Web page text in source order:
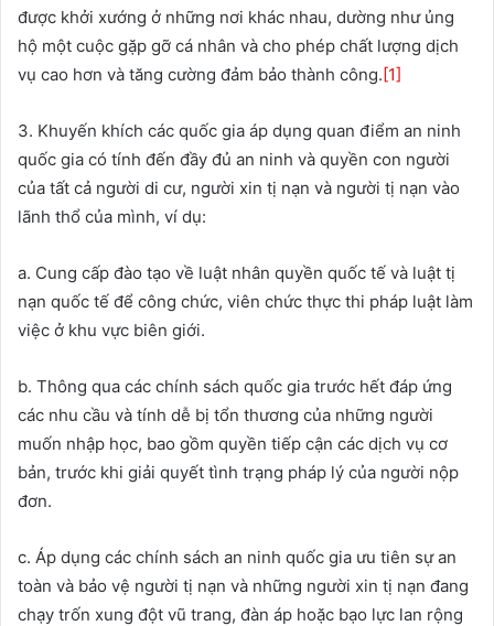
được khởi xướng ở những nơi khác nhau, dường như ủng
hộ một cuộc gặp gỡ cá nhân và cho phép chất lượng dịch
vụ cao hơn và tăng cường đảm bảo thành công.[1]
3. Khuyến khích các quốc gia áp dụng quan điểm an ninh
quốc gia có tính đến đầy đủ an ninh và quyền con người
của tất cả người di cư, người xin tị nạn và người tị nạn vào
lãnh thổ của mình, ví dụ:
a. Cung cấp đào tạo về luật nhân quyền quốc tế và luật tị
nạn quốc tế để công chức, viên chức thực thi pháp luật làm
việc ở khu vực biên giới.
b. Thông qua các chính sách quốc gia trước hết đáp ứng
các nhu cầu và tính dễ bị tổn thương của những người
muốn nhập học, bao gồm quyền tiếp cận các dịch vụ cơ
bản, trước khi giải quyết tình trạng pháp lý của người nộp
đơn.
c. Áp dụng các chính sách an ninh quốc gia ưu tiên sự an
toàn và bảo vệ người tị nạn và những người xin tị nạn đang
chạy trốn xung đột vũ trang, đàn áp hoặc bạo lực lan rộng